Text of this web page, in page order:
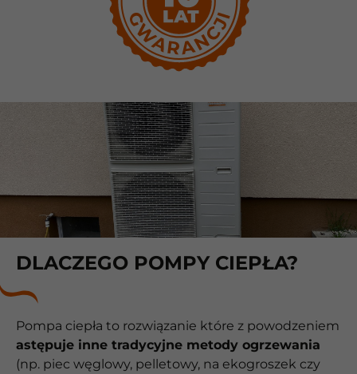
DLACZEGO POMPY CIEPŁA?
Pompa ciepła to rozwiązanie które z powodzeniem
astępuje inne tradycyjne metody ogrzewania
(np. piec węglowy, pelletowy, na ekogroszek czy